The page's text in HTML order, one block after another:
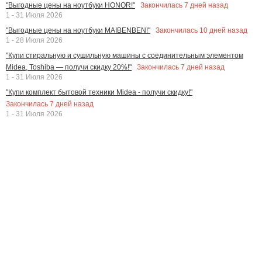
"Выгодные цены на ноутбуки HONOR!"
Закончилась 7 дней назад
1 - 31 Июля 2026
"Выгодные цены на ноутбуки MAIBENBEN!"
Закончилась 10 дней назад
1 - 28 Июля 2026
"Купи стиральную и сушильную машины с соединительным элементом
Midea, Toshiba — получи скидку 20%!"
Закончилась 7 дней назад
1 - 31 Июля 2026
"Купи комплект бытовой техники Midea - получи скидку!"
Закончилась 7 дней назад
1 - 31 Июля 2026